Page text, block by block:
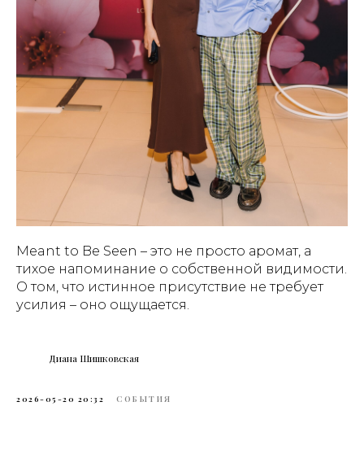
Meant to Be Seen – это не просто аромат, а
тихое напоминание о собственной видимости.
О том, что истинное присутствие не требует
усилия – оно ощущается.
Диана Шишковская
2026-05-20 20:32 СОБЫТИЯ